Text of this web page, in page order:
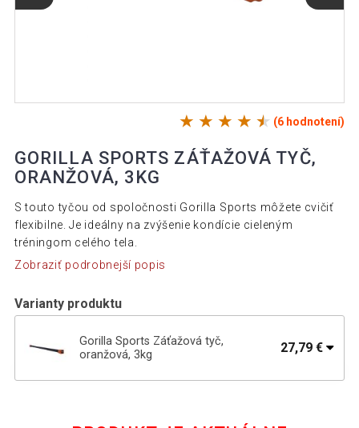
(6 hodnotení)
GORILLA SPORTS ZÁŤAŽOVÁ TYČ,
ORANŽOVÁ, 3KG
S touto tyčou od spoločnosti Gorilla Sports môžete cvičiť
flexibilne. Je ideálny na zvýšenie kondície cieleným
tréningom celého tela.
Zobraziť podrobnejší popis
Varianty produktu
Gorilla Sports Záťažová tyč,
oranžová, 3kg
27,79 €